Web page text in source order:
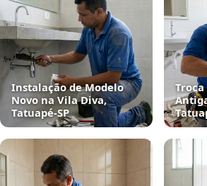
Instalação de Modelo
Novo na Vila Diva,
Tatuapé‑SP